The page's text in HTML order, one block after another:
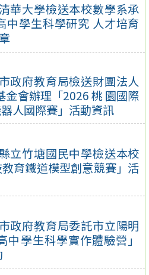
華大學檢送本校數學系承
中學生科學研究 人才培育
政府教育局檢送財團法人
金會辦理「2026 桃 園國際
人國際賽」活動資訊
立竹塘國民中學檢送本校
育鐵道模型創意競賽」活
政府教育局委託市立陽明
學生科學實作體驗營」